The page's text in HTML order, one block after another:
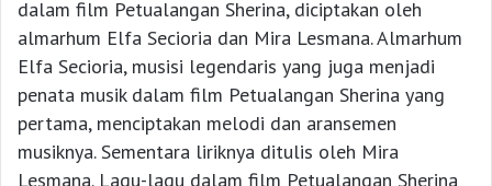
dalam film Petualangan Sherina, diciptakan oleh
almarhum Elfa Secioria dan Mira Lesmana. Almarhum
Elfa Secioria, musisi legendaris yang juga menjadi
penata musik dalam film Petualangan Sherina yang
pertama, menciptakan melodi dan aransemen
musiknya. Sementara liriknya ditulis oleh Mira
Lesmana. Lagu-lagu dalam film Petualangan Sherina